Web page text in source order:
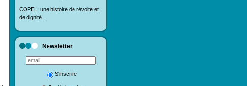
COPEL: une histoire de révolte et
de dignité...
Newsletter
S'inscrire